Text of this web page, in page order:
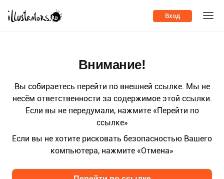
Вход
Внимание!
Вы собираетесь перейти по внешней ссылке. Мы не
несём ответственности за содержимое этой ссылки.
Если вы не передумали, нажмите «Перейти по
ссылке»
Если вы не хотите рисковать безопасностью Вашего
компьютера, нажмите «Отмена»